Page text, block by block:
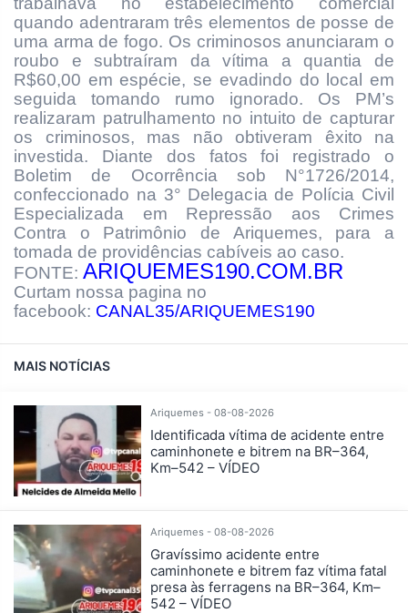
quando adentraram três elementos de posse de
uma arma de fogo. Os criminosos anunciaram o
roubo e subtraíram da vítima a quantia de
R$60,00 em espécie, se evadindo do local em
seguida tomando rumo ignorado. Os PM’s
realizaram patrulhamento no intuito de capturar
os criminosos, mas não obtiveram êxito na
investida. Diante dos fatos foi registrado o
Boletim de Ocorrência sob N°1726/2014,
confeccionado na 3° Delegacia de Polícia Civil
Especializada em Repressão aos Crimes
Contra o Patrimônio de Ariquemes, para a
tomada de providências cabíveis ao caso.
FONTE: ARIQUEMES190.COM.BR
Curtam nossa pagina no
facebook: CANAL35/ARIQUEMES190
MAIS NOTÍCIAS
Ariquemes - 08-08-2026
Identificada vítima de acidente entre
caminhonete e bitrem na BR–364,
Km–542 – VÍDEO
Ariquemes - 08-08-2026
Gravíssimo acidente entre
caminhonete e bitrem faz vítima fatal
presa às ferragens na BR–364, Km–
542 – VÍDEO